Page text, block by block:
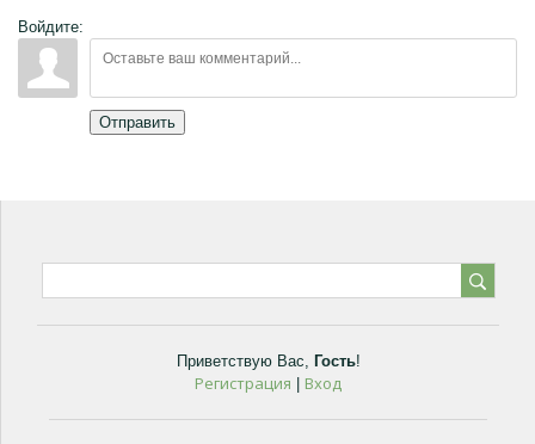
Войдите:
Отправить
Приветствую Вас, Гость!
Регистрация Вход